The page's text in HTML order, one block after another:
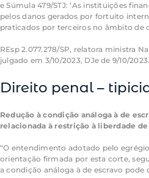
eSúmula 479/STJ: ‘As instituições
pelos danos gerados por fortuito
praticados por terceiros no âmbito de
REsp2.077.278/SP, relatora ministra
julgado em 3/10/2023, DJe de 9/10/2023.
Direito penal –
Redução à condição análoga à de
relacionada à restrição à liberdade
“O entendimento adotado pelo
orientação firmada por esta corte,
a condição análoga à de escravo